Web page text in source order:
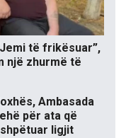
të frikësuar”,
një zhurmë të
Ambasada
për ata që
ligjit